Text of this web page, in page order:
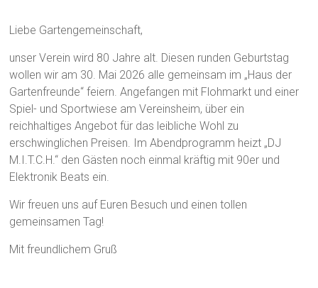
Liebe Gartengemeinschaft,
unser Verein wird 80 Jahre alt. Diesen runden Geburtstag
wollen wir am 30. Mai 2026 alle gemeinsam im „Haus der
Gartenfreunde“ feiern. Angefangen mit Flohmarkt und einer
Spiel- und Sportwiese am Vereinsheim, über ein
reichhaltiges Angebot für das leibliche Wohl zu
erschwinglichen Preisen. Im Abendprogramm heizt „DJ
M.I.T.C.H.“ den Gästen noch einmal kräftig mit 90er und
Elektronik Beats ein.
Wir freuen uns auf Euren Besuch und einen tollen
gemeinsamen Tag!
Mit freundlichem Gruß